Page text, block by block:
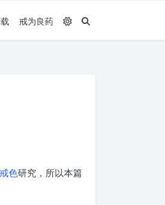
戒为良药
戒色研究，所以本篇